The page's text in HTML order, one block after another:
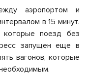
аэропортом и
в 15 минут.
поезд без
запущен еще в
вагонов, которые